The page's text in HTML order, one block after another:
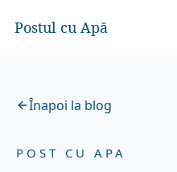
Postul cu Apă
Înapoi la blog
POST CU APA